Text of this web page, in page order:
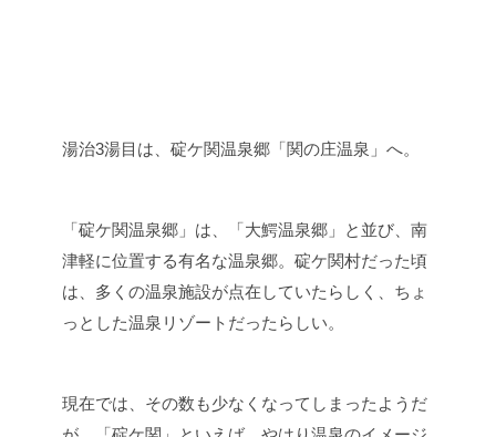
湯治3湯目は、碇ケ関温泉郷「関の庄温泉」へ。
「碇ケ関温泉郷」は、「大鰐温泉郷」と並び、南
津軽に位置する有名な温泉郷。碇ケ関村だった頃
は、多くの温泉施設が点在していたらしく、ちょ
っとした温泉リゾートだったらしい。
現在では、その数も少なくなってしまったようだ